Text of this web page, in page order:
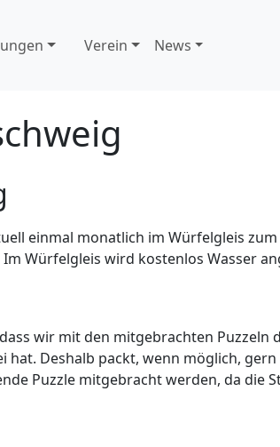
Verein News
einmal monatlich im Würfelgleis
Würfelgleis wird kostenlos Wasser
wir mit den mitgebrachten Puzzeln
Deshalb packt, wenn möglich, gern
Puzzle mitgebracht werden, da die